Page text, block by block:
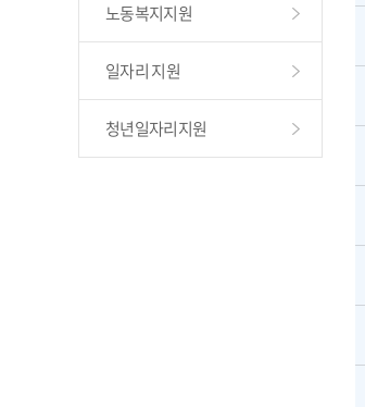
노동복지지원
일자리 지원
청년일자리지원